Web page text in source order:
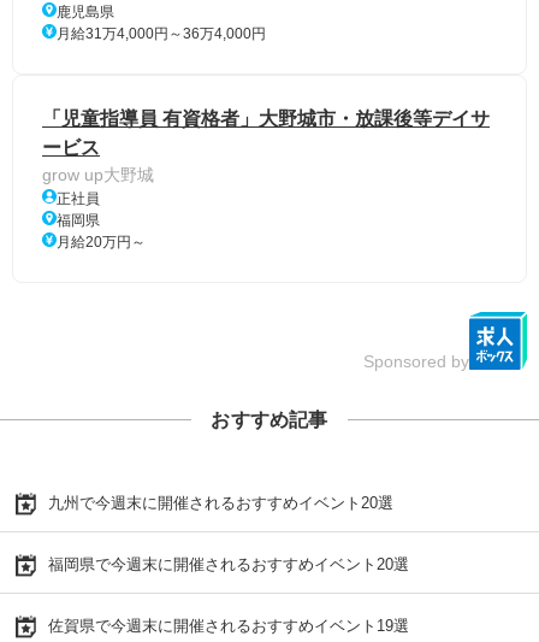
鹿児島県
月給31万4,000円～36万4,000円
「児童指導員 有資格者」大野城市・放課後等デイサ
ービス
grow up大野城
正社員
福岡県
月給20万円～
Sponsored by
おすすめ記事
九州で今週末に開催されるおすすめイベント20選
福岡県で今週末に開催されるおすすめイベント20選
佐賀県で今週末に開催されるおすすめイベント19選